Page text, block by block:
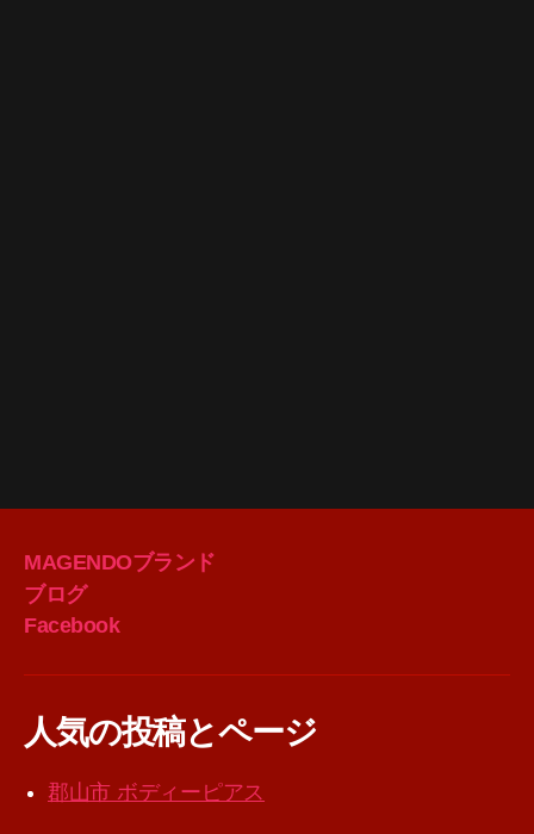
MAGENDOブランド
ブログ
Facebook
人気の投稿とページ
郡山市 ボディーピアス